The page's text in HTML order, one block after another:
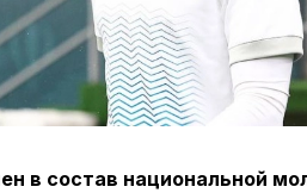
в состав национальной